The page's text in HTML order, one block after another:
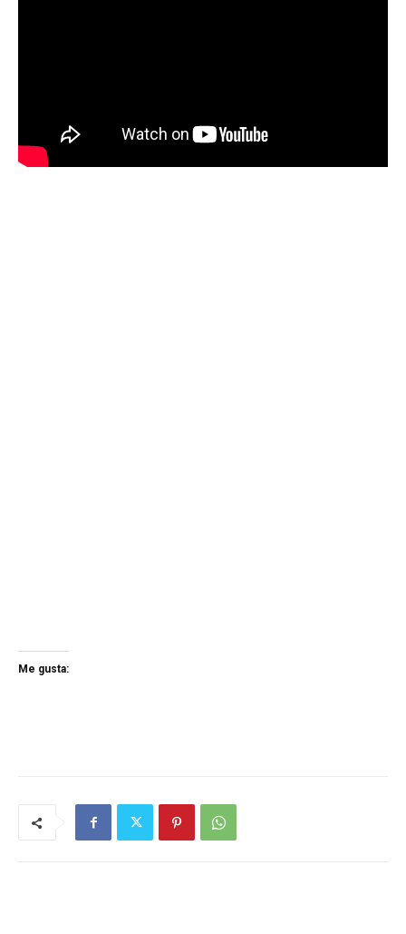
Me gusta: